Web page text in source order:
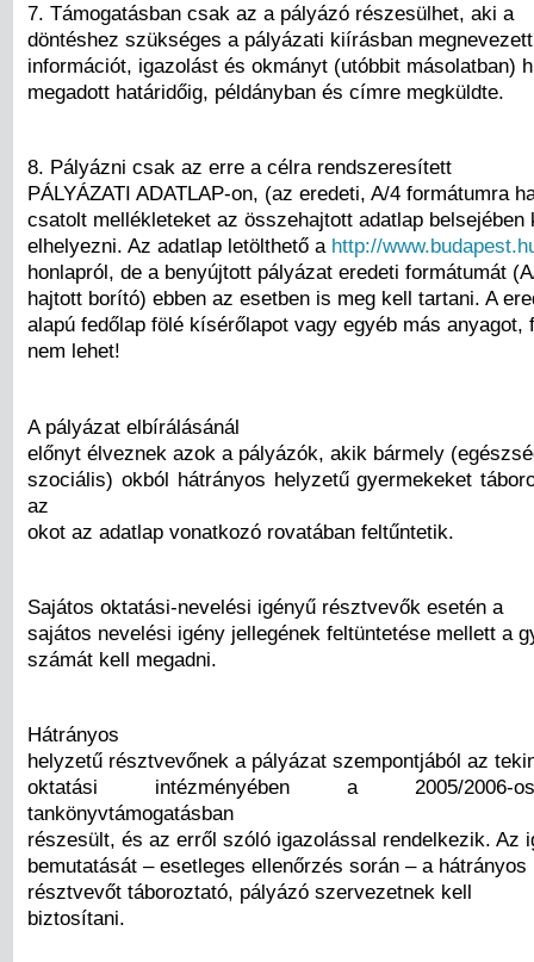
7. Támogatásban csak az a pályázó részesülhet, aki a
döntéshez szükséges a pályázati kiírásban
információt, igazolást és okmányt (utóbbit másolatban)
megadott határidőig, példányban és címre megküldte.
8. Pályázni csak az erre a célra rendszeresített
PÁLYÁZATI ADATLAP-on, (az eredeti, A/4 formátumra
csatolt mellékleteket az összehajtott adatlap belsejében
elhelyezni. Az adatlap letölthető a http://
honlapról, de a benyújtott pályázat eredeti formátumát
hajtott borító) ebben az esetben is meg kell tartani. A
alapú fedőlap fölé kísérőlapot vagy egyéb más anyagot,
nem lehet!
A pályázat elbírálásánál
előnyt élveznek azok a pályázók, akik bármely
szociális) okból hátrányos helyzetű gyermekeket
az
okot az adatlap vonatkozó rovatában feltűntetik.
Sajátos oktatási-nevelési igényű résztvevők esetén a
sajátos nevelési igény jellegének feltüntetése mellett a
számát kell megadni.
Hátrányos
helyzetű résztvevőnek a pályázat szempontjából az
oktatási intézményében a 2005/2006-
tankönyvtámogatásban
részesült, és az erről szóló igazolással rendelkezik. Az
bemutatását – esetleges ellenőrzés során – a hátrányos
résztvevőt táboroztató, pályázó szervezetnek kell
biztosítani.